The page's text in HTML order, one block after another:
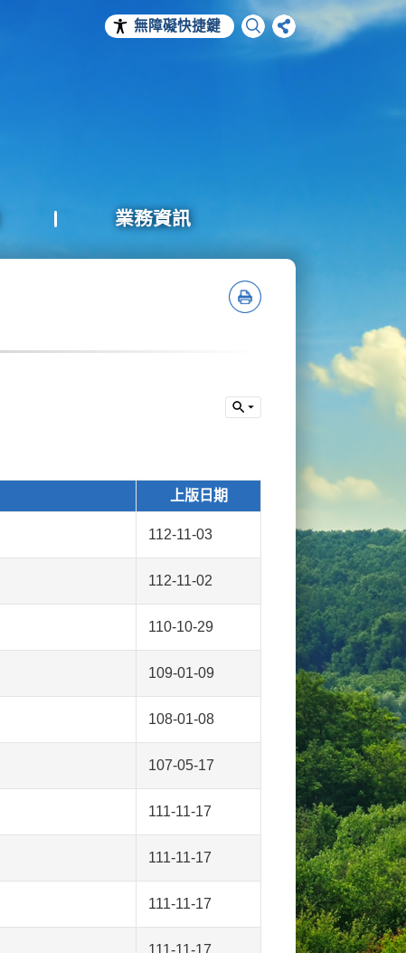
無障礙快捷鍵
業務資訊
上版日期
112-11-03
112-11-02
110-10-29
109-01-09
108-01-08
107-05-17
111-11-17
111-11-17
111-11-17
111-11-17